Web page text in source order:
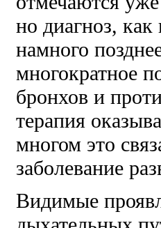
но диагноз, как
намного
многократное
бронхов и
терапия
многом это
заболевание
Видимые